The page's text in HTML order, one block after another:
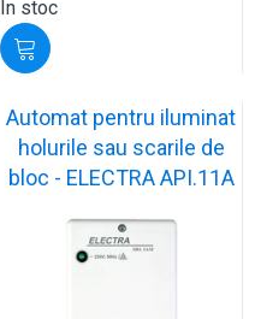
În stoc
Automat pentru iluminat
holurile sau scarile de
bloc - ELECTRA API.11A